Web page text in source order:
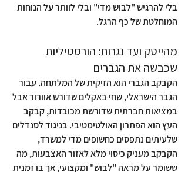
בלי להרגיש "לבוש מדי" ובלי לוותר על הנוחות
המוחלטת של כף הרגל.
מהייטק ועד נגרות: הורסטיליות
שכבשה את הגברים
הקבקב הגברי הוא הזיקית של המלתחה. עבור
הגבר הישראלי, שחי באקלים שדורש אוורור אבל
במציאות חברתית שדורשת מכובדות, קבקב
העץ הוא הפתרון האולטימטיבי. בניגוד לסנדלים
שלעיתים נתפסים כחשופים מדי למשרד,
הקבקב מעניק כיסוי מלא לאזור האצבעות, מה
ששומר על מראה "לבוש" ומקצועי, אך בו זמנית